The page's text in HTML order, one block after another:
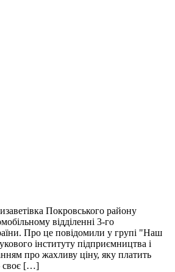
Покровського району
відділенні 3-го
Про це повідомили у групі "Наш
інституту підприємництва і
про жахливу ціну, яку платить
своє […]